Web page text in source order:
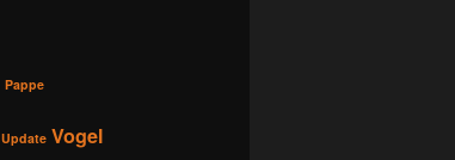
Pappe
Update Vogel